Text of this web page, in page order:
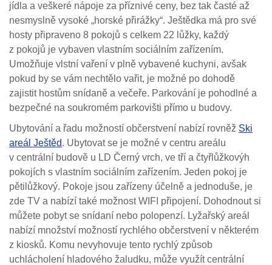
jídla a veškeré nápoje za příznivé ceny, bez tak časté až
nesmyslně vysoké „horské přirážky“. Ještědka má pro své
hosty připraveno 8 pokojů s celkem 22 lůžky, každý
z pokojů je vybaven vlastním sociálním zařízením.
Umožňuje vlstní vaření v plně vybavené kuchyni, avšak
pokud by se vám nechtělo vařit, je možné po dohodě
zajistit hostům snídaně a večeře. Parkování je pohodlné a
bezpečné na soukromém parkovišti přímo u budovy.
Ubytování a řadu možností občerstvení nabízí rovněž Ski
areál Ještěd. Ubytovat se je možné v centru areálu
v centrální budově u LD Černý vrch, ve tří a čtyřlůžkovýh
pokojích s vlastním sociálním zařízením. Jeden pokoj je
pětilůžkový. Pokoje jsou zařízeny účelně a jednoduše, je
zde TV a nabízí také možnost WIFI připojení. Dohodnout si
můžete pobyt se snídaní nebo polopenzí. Lyžařský areál
nabízí množství možností rychlého občerstvení v některém
z kiosků. Komu nevyhovuje tento rychlý způsob
uchlácholení hladového žaludku, může využít centrální